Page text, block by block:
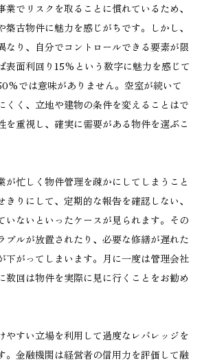
業でリスクを取ることに慣れているため、
古物件に魅力を感じがちです。しかし、
なり、自分でコントロールできる要素が限
表面利回り15%という数字に魅力を感じて
では意味がありません。空室が続いて
くく、立地や建物の条件を変えることはで
を重視し、確実に需要がある物件を選ぶこ
が忙しく物件管理を疎かにしてしまうこと
きりにして、定期的な報告を確認しない、
いないといったケースが見られます。その
ブルが放置されたり、必要な修繕が遅れた
下がってしまいます。月に一度は管理会社
数回は物件を実際に見に行くことをお勧め
やすい立場を利用して過度なレバレッジを
。金融機関は経営者の信用力を評価して融